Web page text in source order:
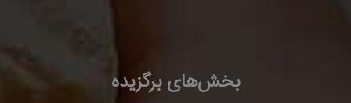
بخش‌های برگزیده